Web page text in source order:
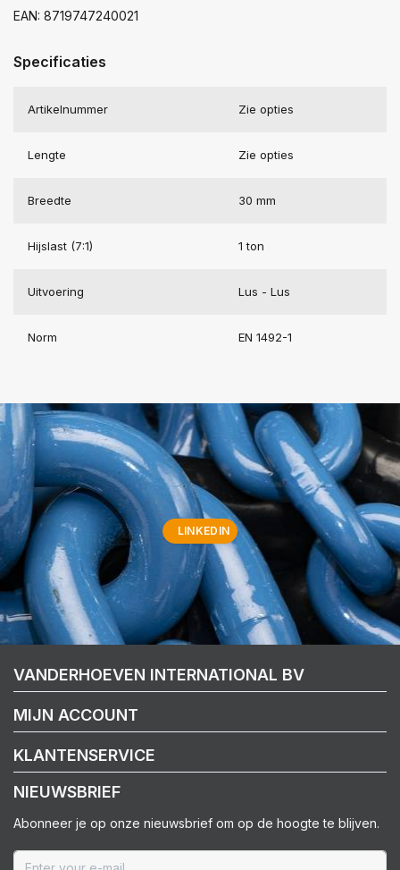
EAN: 8719747240021
Specificaties
Artikelnummer Zie opties
Lengte Zie opties
Breedte 30 mm
Hijslast (7:1) 1 ton
Uitvoering Lus - Lus
Norm EN 1492-1
LINKEDIN
VANDERHOEVEN INTERNATIONAL BV
MIJN ACCOUNT
KLANTENSERVICE
NIEUWSBRIEF
Abonneer je op onze nieuwsbrief om op de hoogte te blijven.